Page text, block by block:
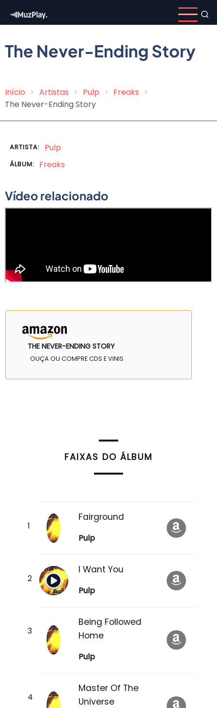
para
conteúdo
principal
The Never-Ending Story
Trilha
Início Artistas Pulp
Freaks
The Never-Ending Story
ARTISTA: Pulp
ÁLBUM: Freaks
Vídeo relacionado
THE NEVER-ENDING STORY
OUÇA OU COMPRE CDS E VINIS
FAIXAS DO ÁLBUM
Fairground
Pulp
I Want You
Pulp
Being Followed
Home
Pulp
Master Of The
Universe